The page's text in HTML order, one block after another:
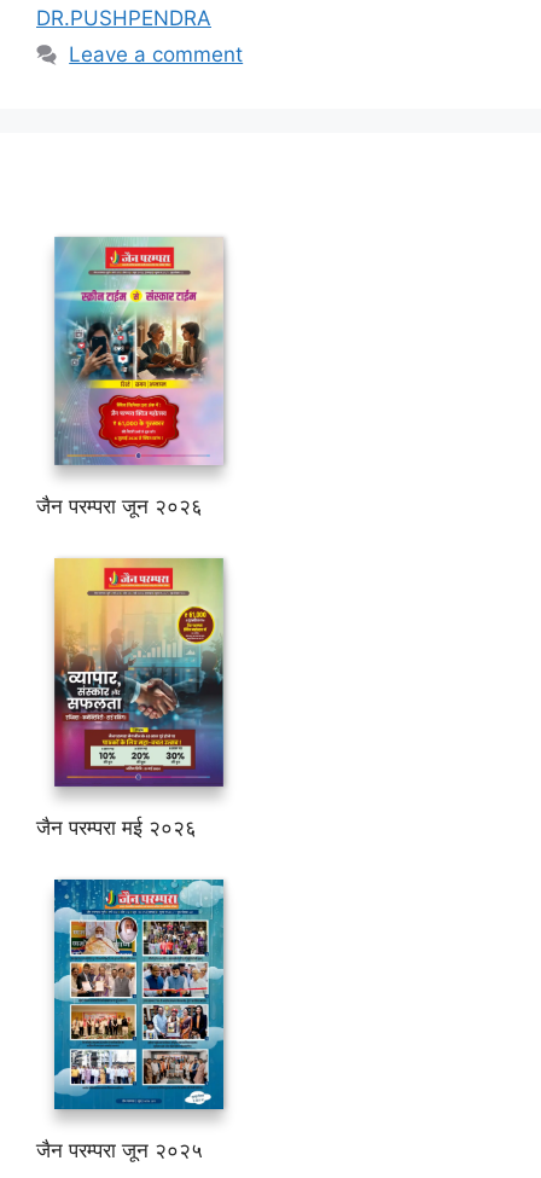
DR.PUSHPENDRA
Leave a comment
जैन परम्परा जून २०२६
जैन परम्परा मई २०२६
जैन परम्परा जून २०२५